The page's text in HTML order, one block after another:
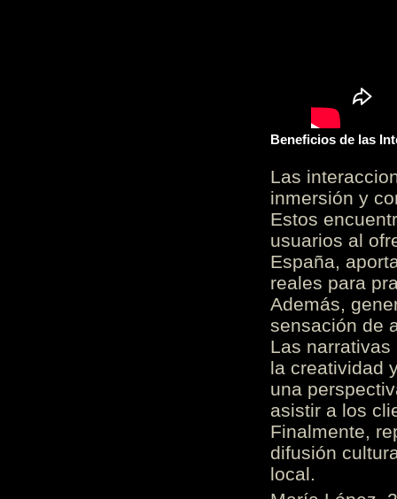
Beneficios de las
Las
inmersión y
Estos
usuarios al
España,
reales para
Además,
sensación de
Las
la creatividad
una
asistir a los
Finalmente,
difusión
local.